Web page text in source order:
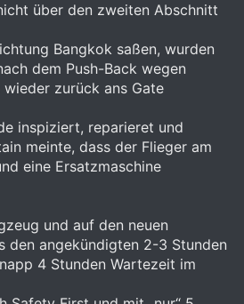
über den zweiten Abschnitt
Bangkok saßen, wurden
dem Push-Back wegen
zurück ans Gate
inspiziert, reparieret und
meinte, dass der Flieger am
eine Ersatzmaschine
und auf den neuen
den angekündigten 2-3 Stunden
4 Stunden Wartezeit im